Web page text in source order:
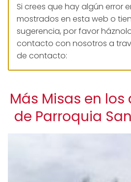
Si crees que hay algún error
mostrados en esta web o
sugerencia, por favor
contacto con nosotros a
de contacto:
Más Misas en
de Parroquia